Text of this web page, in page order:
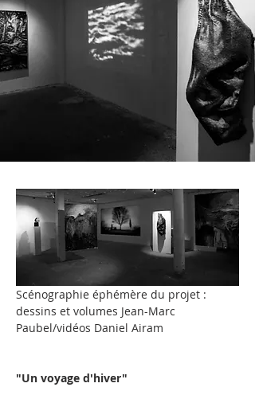
Scénographie éphémère du projet :
dessins et volumes Jean-Marc
Paubel/vidéos Daniel Airam
"Un voyage d'hiver"